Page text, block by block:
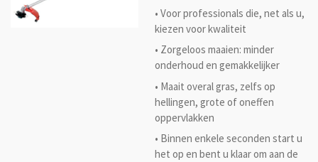
• Voor professionals die, net als u,
kiezen voor kwaliteit
• Zorgeloos maaien: minder
onderhoud en gemakkelijker
• Maait overal gras, zelfs op
hellingen, grote of oneffen
oppervlakken
• Binnen enkele seconden start u
het op en bent u klaar om aan de